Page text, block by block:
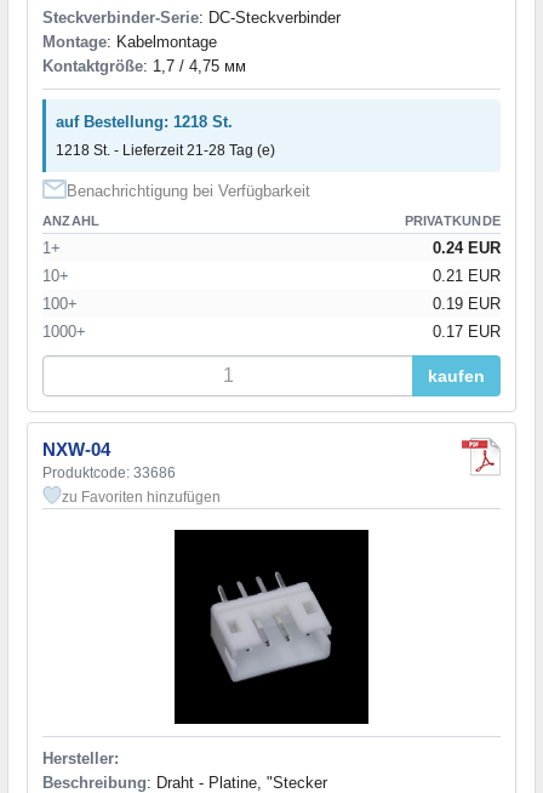
Steckverbinder-Serie: DC-Steckverbinder
Montage: Kabelmontage
Kontaktgröße: 1,7 / 4,75 мм
auf Bestellung: 1218 St.
1218 St. - Lieferzeit 21-28 Tag (e)
Benachrichtigung bei Verfügbarkeit
ANZAHL PRIVATKUNDE
1+
0.24 EUR
10+
0.21 EUR
100+
0.19 EUR
1000+
0.17 EUR
kaufen
NXW-04
Produktcode: 33686
zu Favoriten hinzufügen
Hersteller:
Beschreibung: Draht - Platine, "Stecker